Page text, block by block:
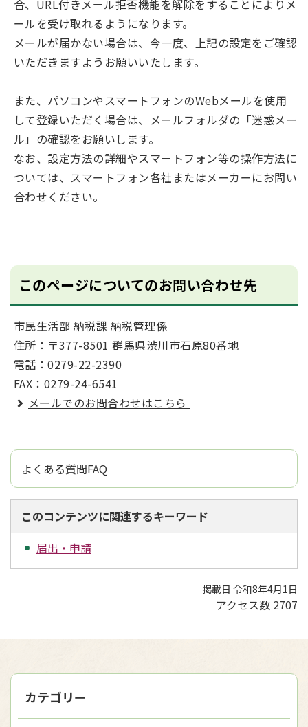
合、URL付きメール拒否機能を解除をすることによりメ
ールを受け取れるようになります。
メールが届かない場合は、今一度、上記の設定をご確認
いただきますようお願いいたします。
また、パソコンやスマートフォンのWebメールを使用
して登録いただく場合は、メールフォルダの「迷惑メー
ル」の確認をお願いします。
なお、設定方法の詳細やスマートフォン等の操作方法に
ついては、スマートフォン各社またはメーカーにお問い
合わせください。
このページについてのお問い合わせ先
市民生活部 納税課 納税管理係
住所：〒377-8501 群馬県渋川市石原80番地
電話：0279-22-2390
FAX：0279-24-6541
メールでのお問合わせはこちら
よくある質問FAQ
このコンテンツに関連するキーワード
届出・申請
掲載日 令和8年4月1日
アクセス数 2707
カテゴリー